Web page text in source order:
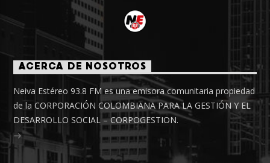
ACERCA DE NOSOTROS
Neiva Estéreo 93.8 FM es una emisora comunitaria propiedad
de la CORPORACIÓN COLOMBIANA PARA LA GESTIÓN Y EL
DESARROLLO SOCIAL – CORPOGESTION.